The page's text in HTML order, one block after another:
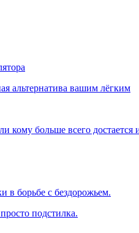
альтернатива вашим лёгким
больше всего достается
в борьбе с бездорожьем.
подстилка.